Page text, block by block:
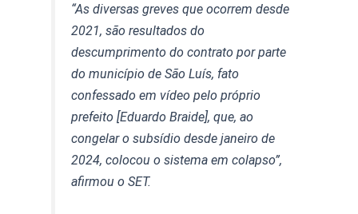
“As diversas greves que ocorrem desde
2021, são resultados do
descumprimento do contrato por parte
do município de São Luís, fato
confessado em vídeo pelo próprio
prefeito [Eduardo Braide], que, ao
congelar o subsídio desde janeiro de
2024, colocou o sistema em colapso”,
afirmou o SET.